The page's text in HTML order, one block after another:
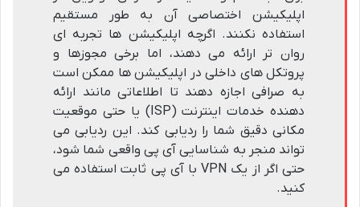
اپلیکیشن اختصاصی آن به طور مستقیم
استفاده نکنند. اگرچه اپلیکیشن ها تجربه ای
روان تر ارائه می دهند، اما برخی مجوزها و
پروتکل های داخلی در اپلیکیشن ها ممکن است
به صرافی اجازه دهند تا اطلاعاتی مانند ارائه
دهنده خدمات اینترنت (ISP) یا حتی موقعیت
مکانی دقیق شما را ردیابی کند. این ردیابی می
تواند منجر به شناسایی آی پی واقعی شما شود،
حتی اگر از یک VPN با آی پی ثابت استفاده می
کنید.